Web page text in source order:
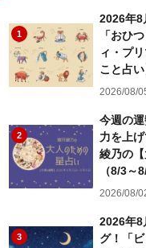
1
2026年8
「おひ
ィ・プ
こと占い
2026/08/
2
今週の
力を上
綾乃の【
（8/3～
2026/08/
3
2026年8
グ！「